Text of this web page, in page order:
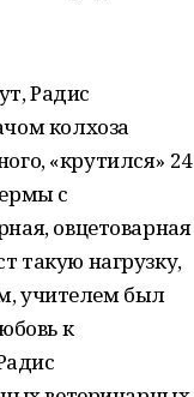
Радис
колхоза
«крутился» 24
с
овцетоварная
такую нагрузку,
учителем был
к